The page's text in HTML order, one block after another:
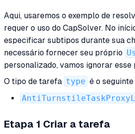
Aqui, usaremos o exemplo de
requer o uso do CapSolver. No
especificar subtipos durante sua
necessário fornecer seu próprio
personalizado, vamos ignorar esse
O tipo de tarefa type é o seguinte
Etapa 1 Criar a tarefa